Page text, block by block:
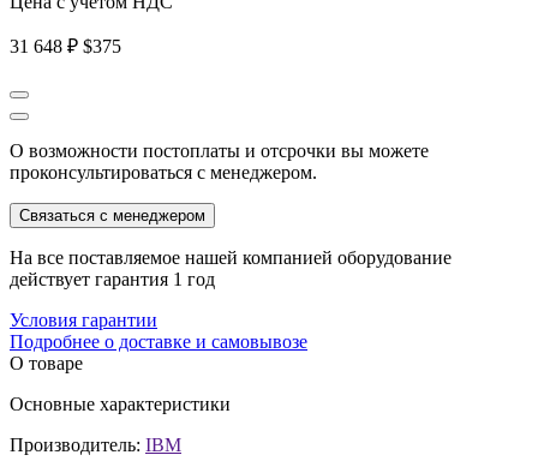
31 648 ₽ $375
О возможности постоплаты и отсрочки вы можете
проконсультироваться с менеджером.
Связаться с менеджером
На все поставляемое нашей компанией оборудование
действует гарантия 1 год
Условия гарантии
Подробнее о доставке и самовывозе
О товаре
Основные характеристики
Производитель: IBM